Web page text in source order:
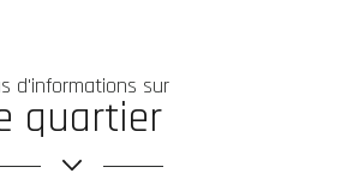
d'informations sur
quartier